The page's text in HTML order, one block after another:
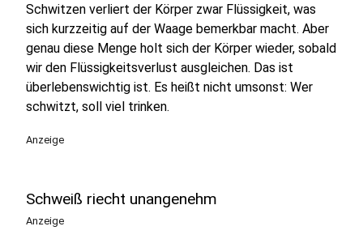
Schwitzen verliert der Körper zwar Flüssigkeit, was
sich kurzzeitig auf der Waage bemerkbar macht. Aber
genau diese Menge holt sich der Körper wieder, sobald
wir den Flüssigkeitsverlust ausgleichen. Das ist
überlebenswichtig ist. Es heißt nicht umsonst: Wer
schwitzt, soll viel trinken.
Anzeige
Schweiß riecht unangenehm
Anzeige